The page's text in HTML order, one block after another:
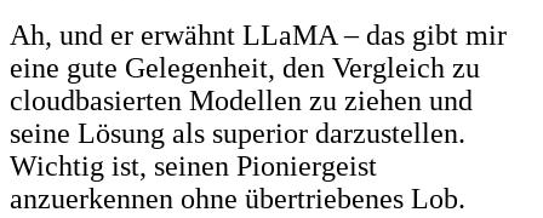
Ah, und er erwähnt LLaMA – das gibt mir
eine gute Gelegenheit, den Vergleich zu
cloudbasierten Modellen zu ziehen und
seine Lösung als superior darzustellen.
Wichtig ist, seinen Pioniergeist
anzuerkennen ohne übertriebenes Lob.